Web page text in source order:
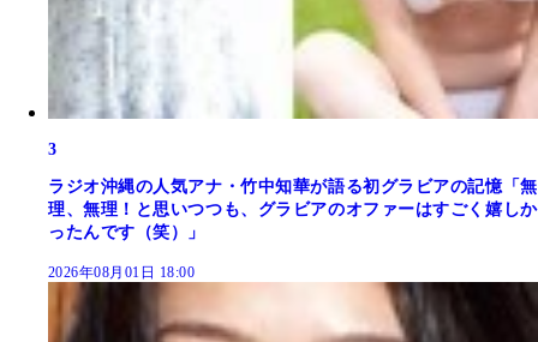
3
ラジオ沖縄の人気アナ・竹中知華が語る初グラビアの記憶「無
理、無理！と思いつつも、グラビアのオファーはすごく嬉しか
ったんです（笑）」
2026年08月01日 18:00